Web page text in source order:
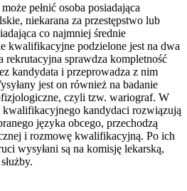
pełnić osoba posiadająca
niekarana za przestępstwo lub
co najmniej średnie
kwalifikacyjne podzielone jest na dwa
rekrutacyjna sprawdza kompletność
kandydata i przeprowadza z nim
jest on również na badanie
czyli tzw. wariograf. W
kwalifikacyjnego kandydaci rozwiązują
języka obcego, przechodzą
i rozmowę kwalifikacyjną. Po ich
wysyłani są na komisję lekarską,